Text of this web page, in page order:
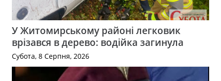
У Житомирському районі легковик
врізався в дерево: водійка загинула
Субота, 8 Серпня, 2026